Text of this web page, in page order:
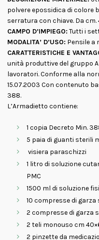
polvere epossidica di colore
serratura con chiave. Da cm.
CAMPO D’IMPIEGO: Tutti i
MODALITA’ D’USO: Pensile a
CARATTERISTICHE E
unità produttive del gruppo
lavoratori. Conforme alla
15.07.2003 Con contenuto
388.
L’Armadietto contiene:
1 copia Decreto Min.
5 paia di guanti sterili
visiera paraschizzi
1 litro di soluzione
PMC
1500 ml di soluzione
10 compresse di
2 compresse di garza
2 teli monouso cm
2 pinzette da